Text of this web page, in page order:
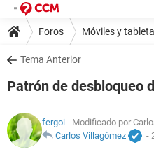
Foros Móviles y
Tema Anterior
Patrón de desbloqueo
fergoi - Modificado por
Carlos Villagómez
-